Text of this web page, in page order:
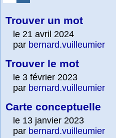
Trouver un mot
le 21 avril 2024
par bernard.vuilleumier
Trouver le mot
le 3 février 2023
par bernard.vuilleumier
Carte conceptuelle
le 13 janvier 2023
par bernard.vuilleumier